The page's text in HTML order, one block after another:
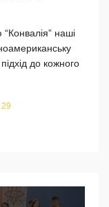
наші
до кожного